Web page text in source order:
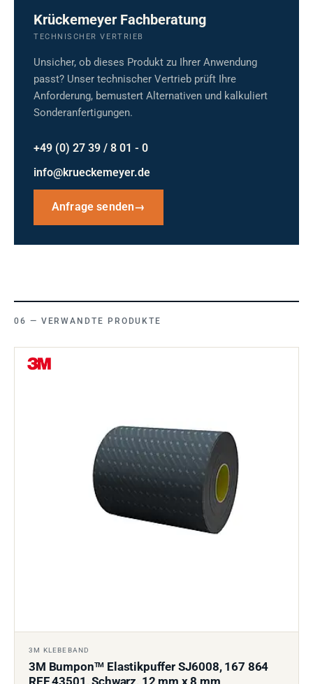
Krückemeyer Fachberatung
TECHNISCHER VERTRIEB
Unsicher, ob dieses Produkt zu Ihrer Anwendung
passt? Unser technischer Vertrieb prüft Ihre
Anforderung, bemustert Alternativen und kalkuliert
Sonderanfertigungen.
+49 (0) 27 39 / 8 01 - 0
info@krueckemeyer.de
Anfrage senden→
VERWANDTE PRODUKTE
3M KLEBEBAND
3M BumponTM Elastikpuffer SJ6008, 167 864